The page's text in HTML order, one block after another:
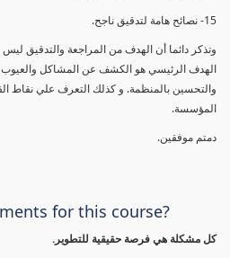
15- نصائح هامة لتدقيق ناجح.
وتذكر دائما أن الهدف من المراجعة والتدقيق
الهدف الرئيسي هو الكشف عن المشاكل والعيوب
والتحسين بالمنظمة. و كذلك التعرف علي نقاط
المؤسسة.
دمتم موفقين.
for this course?
كل مشكلة هي فرصة حقيقية للتطوير.